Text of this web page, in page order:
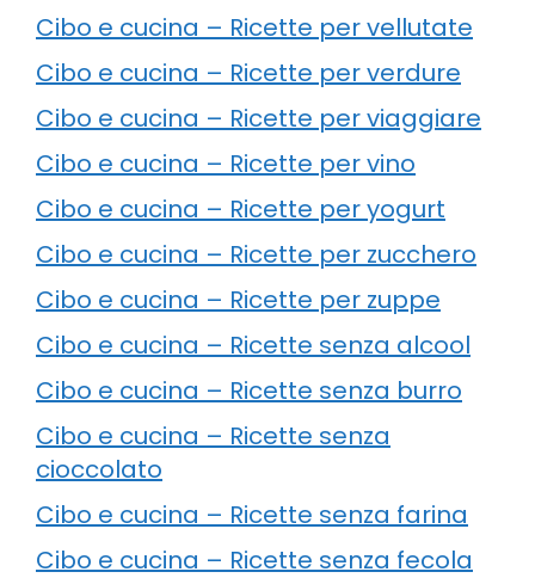
Cibo e cucina – Ricette per vellutate
Cibo e cucina – Ricette per verdure
Cibo e cucina – Ricette per viaggiare
Cibo e cucina – Ricette per vino
Cibo e cucina – Ricette per yogurt
Cibo e cucina – Ricette per zucchero
Cibo e cucina – Ricette per zuppe
Cibo e cucina – Ricette senza alcool
Cibo e cucina – Ricette senza burro
Cibo e cucina – Ricette senza
cioccolato
Cibo e cucina – Ricette senza farina
Cibo e cucina – Ricette senza fecola